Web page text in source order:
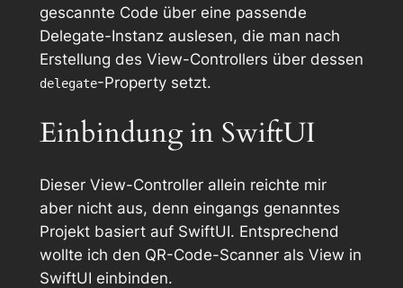
gescannte Code über eine passende
Delegate-Instanz auslesen, die man nach
Erstellung des View-Controllers über dessen
delegate-Property setzt.
Einbindung in SwiftUI
Dieser View-Controller allein reichte mir
aber nicht aus, denn eingangs genanntes
Projekt basiert auf SwiftUI. Entsprechend
wollte ich den QR-Code-Scanner als View in
SwiftUI einbinden.